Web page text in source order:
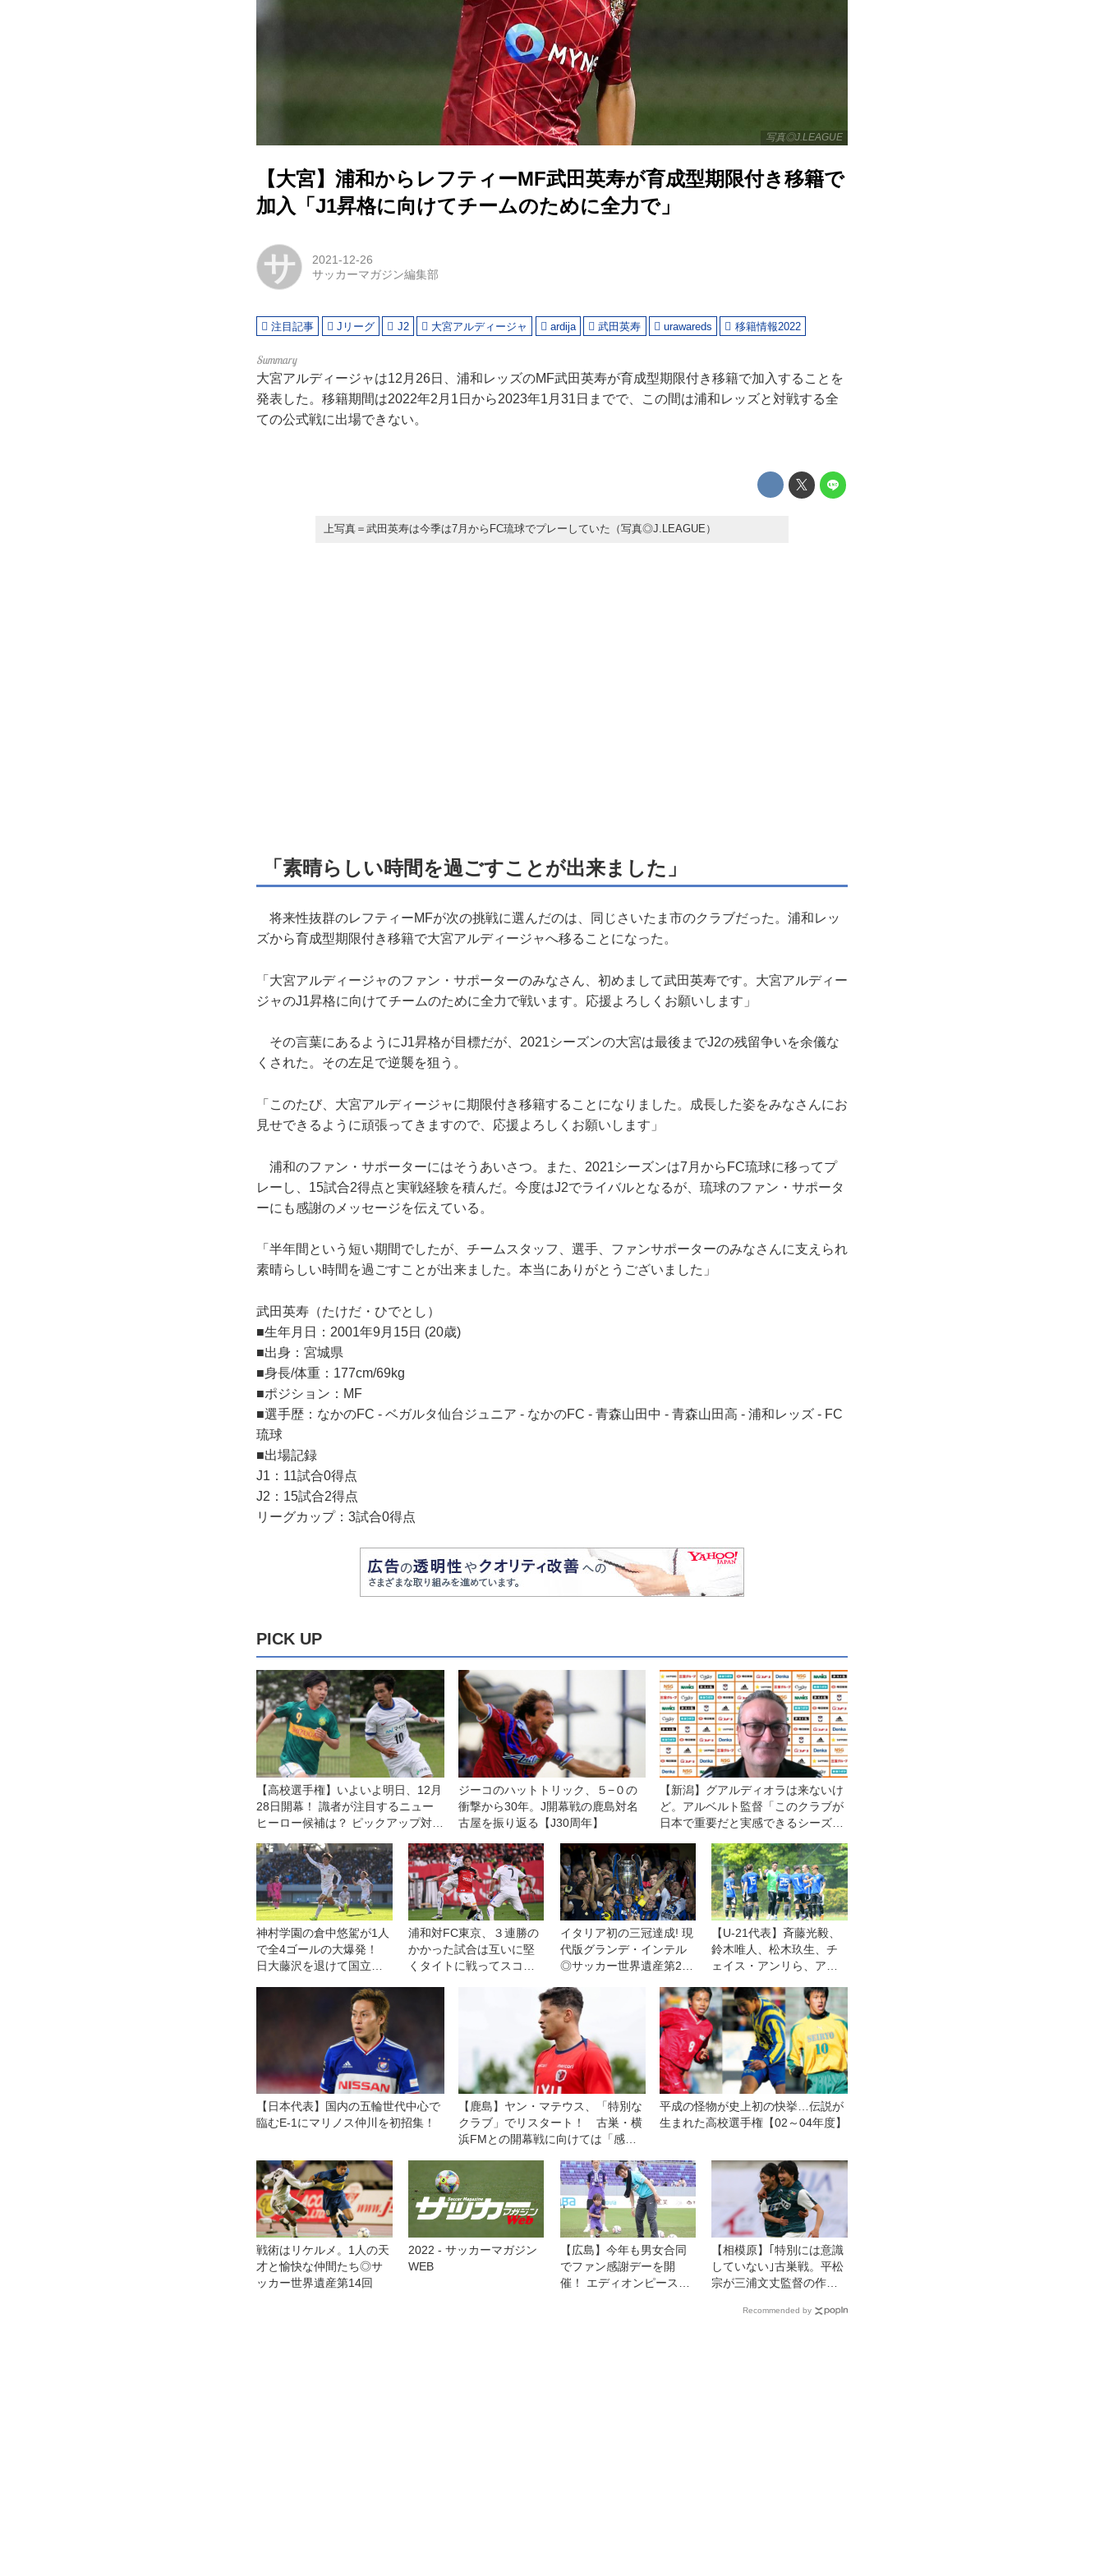
写真◎J.LEAGUE
【大宮】浦和からレフティーMF武田英寿が育成型期限付き移籍で
加入「J1昇格に向けてチームのために全力で」
サ
2021-12-26
サッカーマガジン編集部
注目記事 Jリーグ J2 大宮アルディージャ ardija 武田英寿 urawareds 移籍情報2022
大宮アルディージャは12月26日、浦和レッズのMF武田英寿が育成型期限付き移籍で加入することを
発表した。移籍期間は2022年2月1日から2023年1月31日までで、この間は浦和レッズと対戦する全
ての公式戦に出場できない。
上写真＝武田英寿は今季は7月からFC琉球でプレーしていた（写真◎J.LEAGUE）
「素晴らしい時間を過ごすことが出来ました」
将来性抜群のレフティーMFが次の挑戦に選んだのは、同じさいたま市のクラブだった。浦和レッ
ズから育成型期限付き移籍で大宮アルディージャへ移ることになった。
「大宮アルディージャのファン・サポーターのみなさん、初めまして武田英寿です。大宮アルディー
ジャのJ1昇格に向けてチームのために全力で戦います。応援よろしくお願いします」
その言葉にあるようにJ1昇格が目標だが、2021シーズンの大宮は最後までJ2の残留争いを余儀な
くされた。その左足で逆襲を狙う。
「このたび、大宮アルディージャに期限付き移籍することになりました。成長した姿をみなさんにお
見せできるように頑張ってきますので、応援よろしくお願いします」
浦和のファン・サポーターにはそうあいさつ。また、2021シーズンは7月からFC琉球に移ってプ
レーし、15試合2得点と実戦経験を積んだ。今度はJ2でライバルとなるが、琉球のファン・サポータ
ーにも感謝のメッセージを伝えている。
「半年間という短い期間でしたが、チームスタッフ、選手、ファンサポーターのみなさんに支えられ
素晴らしい時間を過ごすことが出来ました。本当にありがとうございました」
武田英寿（たけだ・ひでとし）
■生年月日：2001年9月15日 (20歳)
■出身：宮城県
■身長/体重：177cm/69kg
■ポジション：MF
■選手歴：なかのFC - ベガルタ仙台ジュニア - なかのFC - 青森山田中 - 青森山田高 - 浦和レッズ - FC
琉球
■出場記録
J1：11試合0得点
J2：15試合2得点
リーグカップ：3試合0得点
PICK UP
【高校選手権】いよいよ明日、12月
28日開幕！ 識者が注目するニュー
ヒーロー候補は？ ピックアップ対
ジーコのハットトリック、５−０の
衝撃から30年。J開幕戦の鹿島対名
古屋を振り返る【J30周年】
【新潟】グアルディオラは来ないけ
ど。アルベルト監督「このクラブが
日本で重要だと実感できるシーズン
神村学園の倉中悠駕が1人
で全4ゴールの大爆発！
日大藤沢を退けて国立競
浦和対FC東京、３連勝の
かかった試合は互いに堅
くタイトに戦ってスコア
イタリア初の三冠達成! 現
代版グランデ・インテル
◎サッカー世界遺産第26
【U-21代表】斉藤光毅、
鈴木唯人、松木玖生、チ
ェイス・アンリら、アジ
人発表！
【日本代表】国内の五輪世代中心で
臨むE-1にマリノス仲川を初招集！
【鹿島】ヤン・マテウス、「特別な
クラブ」でリスタート！ 古巣・横
浜FMとの開幕戦に向けては「感情
平成の怪物が史上初の快挙…伝説が
生まれた高校選手権【02～04年度】
戦術はリケルメ。1人の天
才と愉快な仲間たち◎サ
ッカー世界遺産第14回
2022 - サッカーマガジン
WEB
【広島】今年も男女合同
でファン感謝デーを開
催！ エディオンピースウ
【相模原】｢特別には意識
していない｣古巣戦。平松
宗が三浦文丈監督の作戦
な恩返し弾！
Recommended by